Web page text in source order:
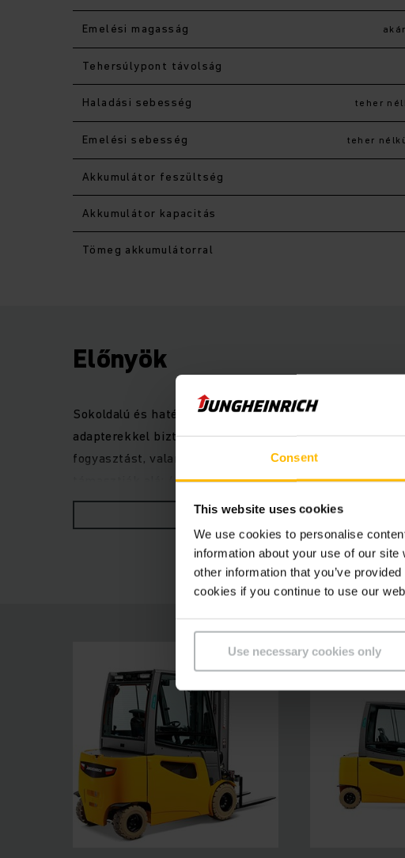
Consent
This website uses cookies
We use cookies to personalise
information about your use of our
other information that you’ve
cookies if you continue to use our
Use necessary cookies only
Emelési magasság akár
Tehersúlypont távolság
Haladási sebesség teher
Emelési sebesség teher
Akkumulátor feszültség
Akkumulátor kapacitás
Tömeg akkumulátorral
Előnyök
Sokoldalú és hatékony 4-es sorozatú elektromos
adapterekkel biztosított iparág-specifikus
fogyasztást, valamint maximális hatékonyságot
támasztják alá: 4-es sorozatú EFG targoncánk
kategóriájú, más gyártó modellje.A szélesebb körű
További egyedileg állítható kezelőelemek
targoncák univerzálisan alkalmazható erőgépek.
TÖBBET MUTASSON